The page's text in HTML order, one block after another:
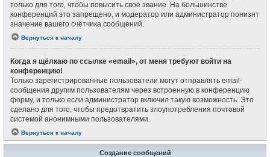
только для того, чтобы повысить своё звание. На большинстве
конференций это запрещено, и модератор или администратор понизят
значение вашего счётчика сообщений.
Вернуться к началу
Когда я щёлкаю по ссылке «email», от меня требуют войти на
конференцию!
Только зарегистрированные пользователи могут отправлять email-
сообщения другим пользователям через встроенную в конференцию
форму, и только если администратор включил такую возможность. Это
сделано для того, чтобы предотвратить злоупотребления почтовой
системой анонимными пользователями.
Вернуться к началу
Создание сообщений